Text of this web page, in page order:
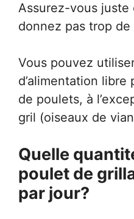
Assurez-vous juste
donnez pas trop de
Vous pouvez
d’alimentation
de poulets, à
gril (oiseaux de
Quelle
poulet de
par jour?